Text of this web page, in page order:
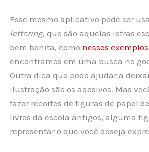
Esse mesmo aplicativo pode ser
lettering, que são aquelas letras
bem bonita, como nesses exemplos
encontramos em uma busca no
Outra dica que pode ajudar a
ilustração são os adesivos. Mas
fazer recortes de figuras de papel
livros da escola antigos, alguma
representar o que você deseja